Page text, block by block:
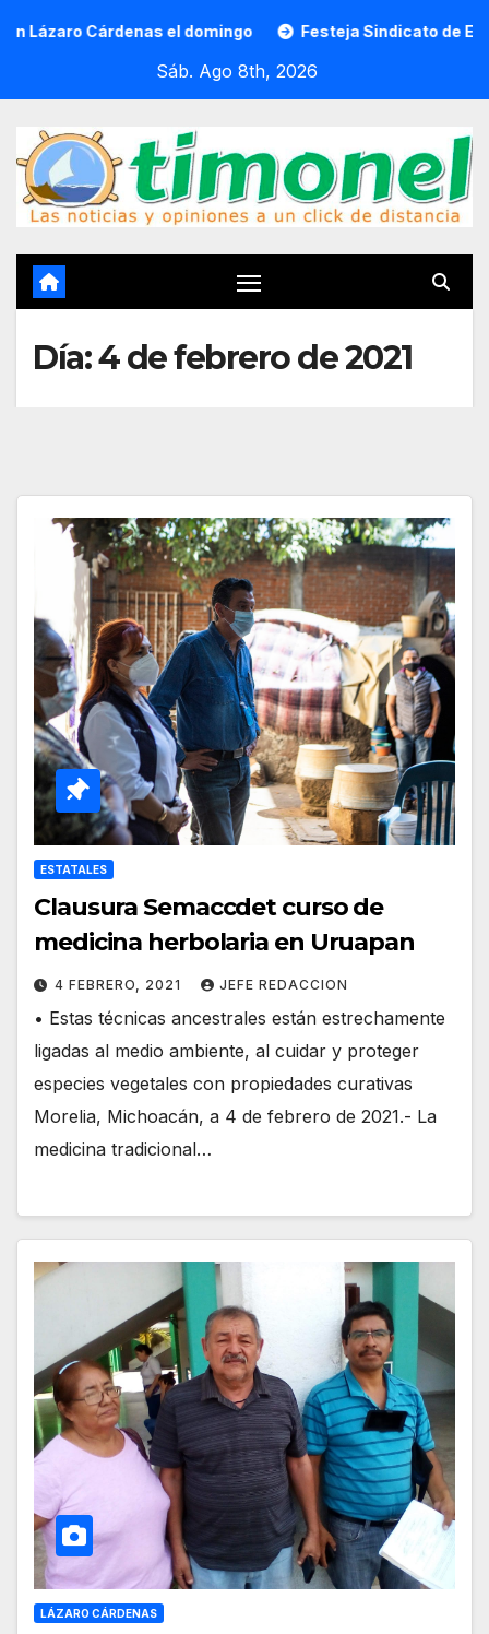
Cárdenas el domingo Festeja Sindicato de
Sáb. Ago 8th, 2026
Día:4 de febrero de 2021
ESTATALES
Clausura Semaccdet curso de
medicina herbolaria en Uruapan
4 FEBRERO, 2021 JEFE REDACCION
• Estas técnicas ancestrales están estrechamente
ligadas al medio ambiente, al cuidar y proteger
especies vegetales con propiedades curativas
Morelia, Michoacán, a 4 de febrero de 2021.- La
medicina tradicional…
LÁZARO CÁRDENAS